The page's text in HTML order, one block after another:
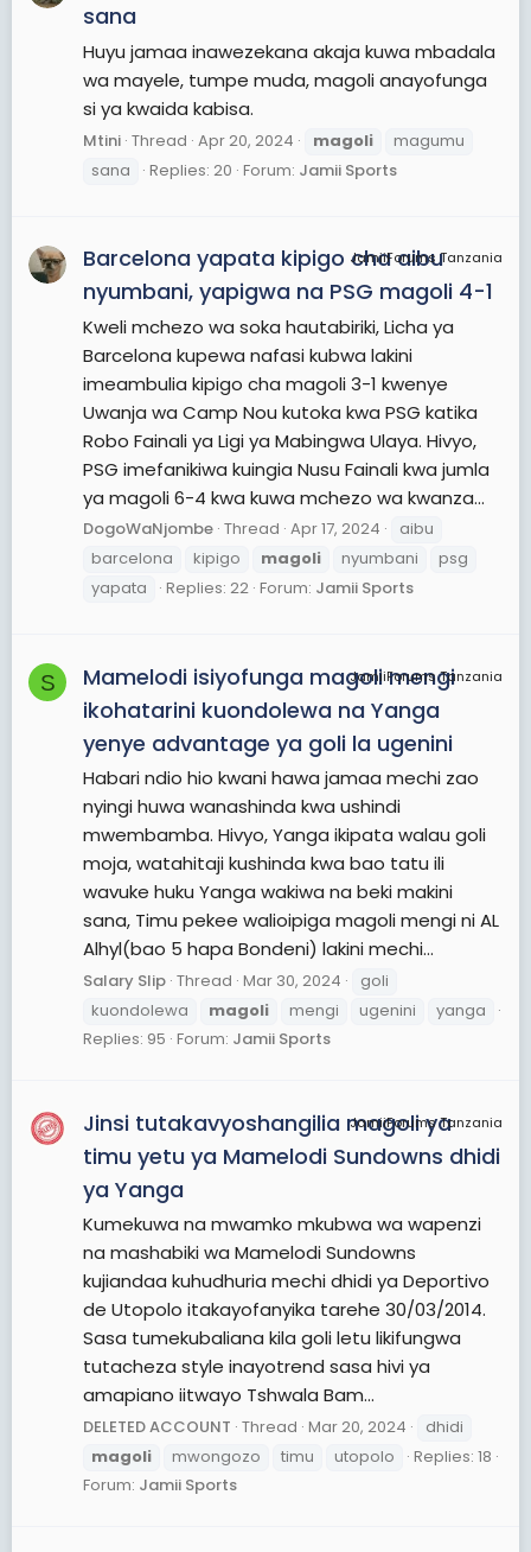
sana
Huyu jamaa inawezekana akaja kuwa mbadala
wa mayele, tumpe muda, magoli anayofunga
si ya kwaida kabisa.
Mtini Thread Apr 20, 2024 magoli
magumu
sana
Replies: 20 Forum: Jamii Sports
JamiiForums Tanzania
Barcelona yapata kipigo cha aibu
nyumbani, yapigwa na PSG magoli 4-1
Kweli mchezo wa soka hautabiriki, Licha ya
Barcelona kupewa nafasi kubwa lakini
imeambulia kipigo cha magoli 3-1 kwenye
Uwanja wa Camp Nou kutoka kwa PSG katika
Robo Fainali ya Ligi ya Mabingwa Ulaya. Hivyo,
PSG imefanikiwa kuingia Nusu Fainali kwa jumla
ya magoli 6-4 kwa kuwa mchezo wa kwanza...
DogoWaNjombe Thread Apr 17, 2024
aibu
barcelona
kipigo magoli nyumbani
psg
yapata
Replies: 22 Forum: Jamii Sports
S JamiiForums Tanzania
Mamelodi isiyofunga magoli mengi
ikohatarini kuondolewa na Yanga
yenye advantage ya goli la ugenini
Habari ndio hio kwani hawa jamaa mechi zao
nyingi huwa wanashinda kwa ushindi
mwembamba. Hivyo, Yanga ikipata walau goli
moja, watahitaji kushinda kwa bao tatu ili
wavuke huku Yanga wakiwa na beki makini
sana, Timu pekee walioipiga magoli mengi ni AL
Alhyl(bao 5 hapa Bondeni) lakini mechi...
Salary Slip Thread Mar 30, 2024
goli
kuondolewa
magoli mengi ugenini
yanga
Replies: 95 Forum: Jamii Sports
JamiiForums Tanzania
Jinsi tutakavyoshangilia magoli ya
timu yetu ya Mamelodi Sundowns dhidi
ya Yanga
Kumekuwa na mwamko mkubwa wa wapenzi
na mashabiki wa Mamelodi Sundowns
kujiandaa kuhudhuria mechi dhidi ya Deportivo
de Utopolo itakayofanyika tarehe 30/03/2014.
Sasa tumekubaliana kila goli letu likifungwa
tutacheza style inayotrend sasa hivi ya
amapiano iitwayo Tshwala Bam...
DELETED ACCOUNT Thread Mar 20, 2024
dhidi
magoli
mwongozo timu utopolo
Replies: 18
Forum: Jamii Sports